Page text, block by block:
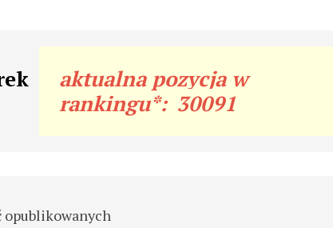
aktualna pozycja w
rankingu*: 30091
opublikowanych